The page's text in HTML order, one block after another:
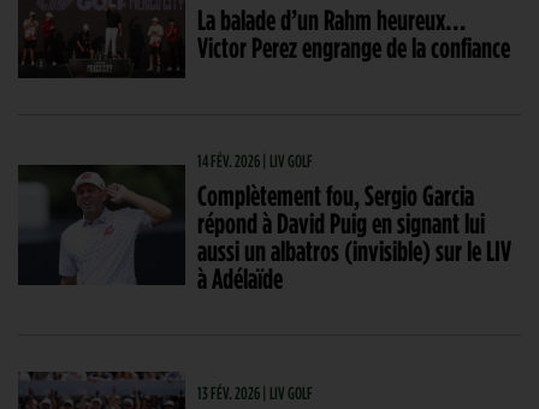
La balade d’un Rahm heureux…
Victor Perez engrange de la confiance
14 FÉV. 2026 | LIV GOLF
Complètement fou, Sergio Garcia
répond à David Puig en signant lui
aussi un albatros (invisible) sur le LIV
à Adélaïde
13 FÉV. 2026 | LIV GOLF